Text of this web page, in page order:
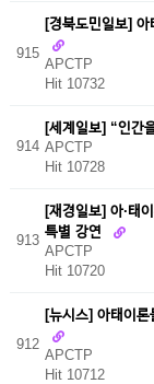
915
[경북도민일보] 아
APCTP
Hit 10732
914
[세계일보] “인간
APCTP
Hit 10728
913
[재경일보] 아·태
특별 강연
APCTP
Hit 10720
912
[뉴시스] 아태이
APCTP
Hit 10712